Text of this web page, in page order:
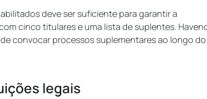
deve ser suficiente para garantir a
cinco titulares e uma lista de suplentes.
convocar processos suplementares ao longo do
legais